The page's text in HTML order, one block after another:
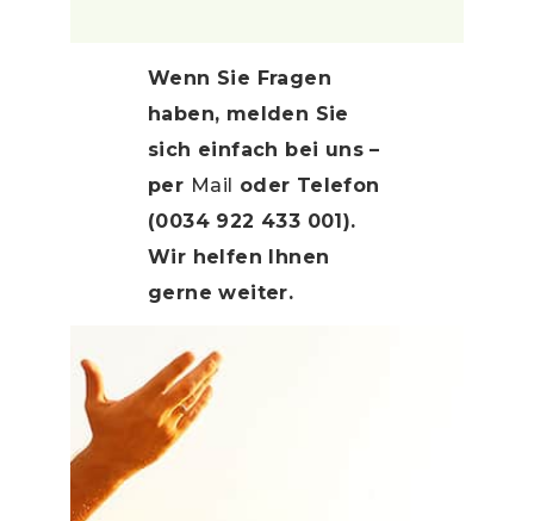
Wenn Sie Fragen
haben, melden Sie
sich einfach bei uns –
per Mail oder Telefon
(0034 922 433 001).
Wir helfen Ihnen
gerne weiter.